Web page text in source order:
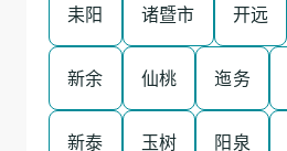
耒阳 诸暨市 开远
新余 仙桃 迤务
新泰 玉树 阳泉